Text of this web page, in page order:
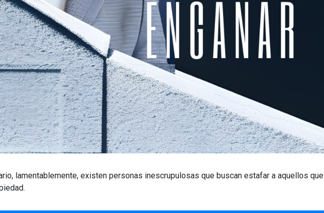
lamentablemente, existen personas inescrupulosas que buscan estafar a aquellos que